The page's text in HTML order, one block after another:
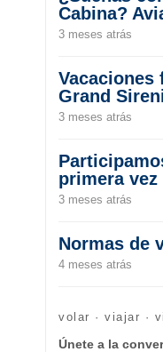
Cabina?
3 meses atrás
Vacaciones
Grand
3 meses atrás
primera vez
3 meses atrás
Normas de
4 meses atrás
volar · viajar ·
Únete a la